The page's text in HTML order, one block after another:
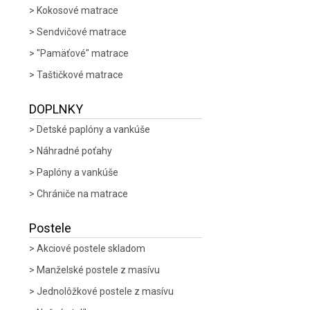
Kokosové matrace
Sendvičové matrace
"Pamäťové" matrace
Taštičkové matrace
DOPLNKY
Detské paplóny a vankúše
Náhradné poťahy
Paplóny a vankúše
Chrániče na matrace
Postele
Akciové postele skladom
Manželské postele z masívu
Jednolôžkové postele z masívu